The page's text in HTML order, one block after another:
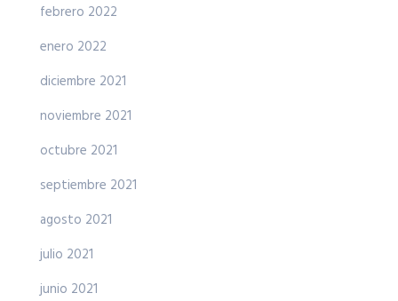
febrero 2022
enero 2022
diciembre 2021
noviembre 2021
octubre 2021
septiembre 2021
agosto 2021
julio 2021
junio 2021